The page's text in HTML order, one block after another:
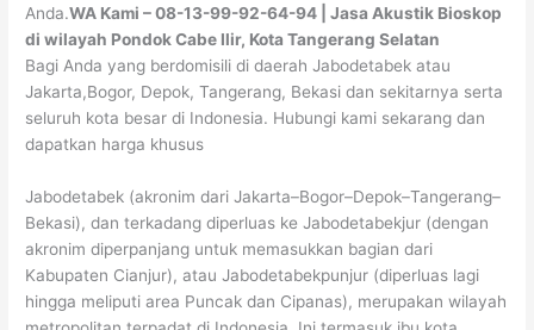
Anda.WA Kami – 08-13-99-92-64-94 | Jasa Akustik Bioskop
di wilayah Pondok Cabe Ilir, Kota Tangerang Selatan
Bagi Anda yang berdomisili di daerah Jabodetabek atau
Jakarta,Bogor, Depok, Tangerang, Bekasi dan sekitarnya serta
seluruh kota besar di Indonesia. Hubungi kami sekarang dan
dapatkan harga khusus
Jabodetabek (akronim dari Jakarta–Bogor–Depok–Tangerang–
Bekasi), dan terkadang diperluas ke Jabodetabekjur (dengan
akronim diperpanjang untuk memasukkan bagian dari
Kabupaten Cianjur), atau Jabodetabekpunjur (diperluas lagi
hingga meliputi area Puncak dan Cipanas), merupakan wilayah